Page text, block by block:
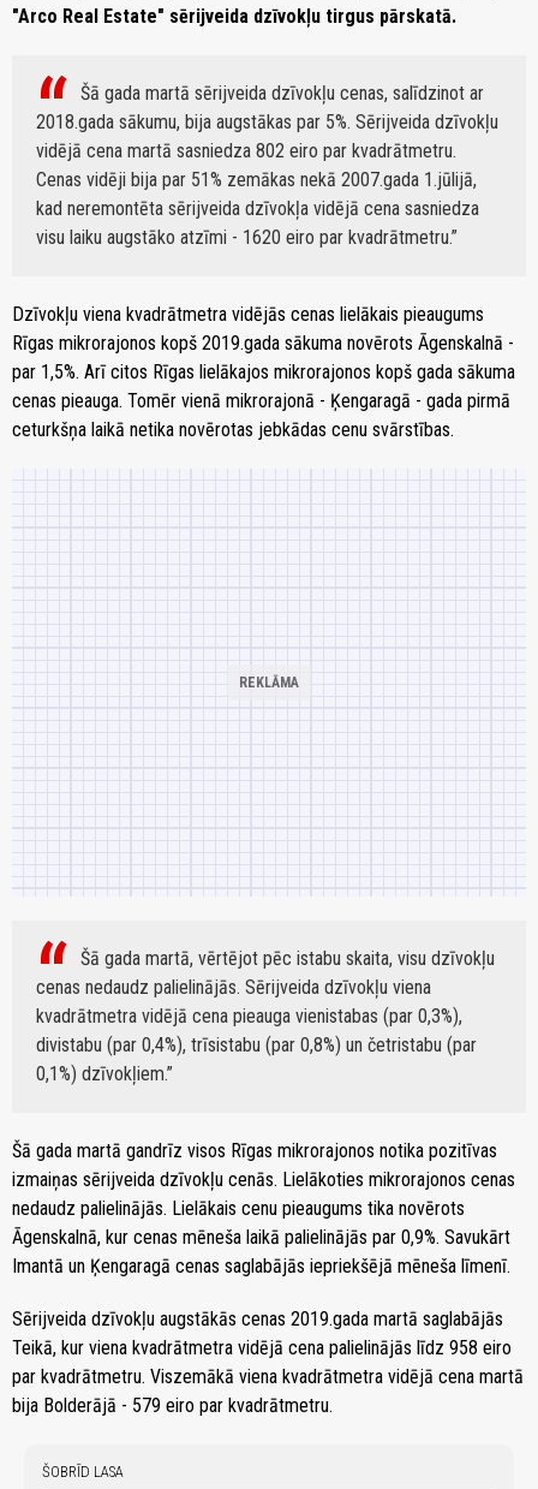
"Arco Real Estate" sērijveida dzīvokļu tirgus pārskatā.
Šā gada martā sērijveida dzīvokļu cenas, salīdzinot ar
2018.gada sākumu, bija augstākas par 5%. Sērijveida dzīvokļu
vidējā cena martā sasniedza 802 eiro par kvadrātmetru.
Cenas vidēji bija par 51% zemākas nekā 2007.gada 1.jūlijā,
kad neremontēta sērijveida dzīvokļa vidējā cena sasniedza
visu laiku augstāko atzīmi - 1620 eiro par kvadrātmetru.
Dzīvokļu viena kvadrātmetra vidējās cenas lielākais pieaugums
Rīgas mikrorajonos kopš 2019.gada sākuma novērots Āgenskalnā -
par 1,5%. Arī citos Rīgas lielākajos mikrorajonos kopš gada sākuma
cenas pieauga. Tomēr vienā mikrorajonā - Ķengaragā - gada pirmā
ceturkšņa laikā netika novērotas jebkādas cenu svārstības.
Šā gada martā, vērtējot pēc istabu skaita, visu dzīvokļu
cenas nedaudz palielinājās. Sērijveida dzīvokļu viena
kvadrātmetra vidējā cena pieauga vienistabas (par 0,3%),
divistabu (par 0,4%), trīsistabu (par 0,8%) un četristabu (par
0,1%) dzīvokļiem.
Šā gada martā gandrīz visos Rīgas mikrorajonos notika pozitīvas
izmaiņas sērijveida dzīvokļu cenās. Lielākoties mikrorajonos cenas
nedaudz palielinājās. Lielākais cenu pieaugums tika novērots
Āgenskalnā, kur cenas mēneša laikā palielinājās par 0,9%. Savukārt
Imantā un Ķengaragā cenas saglabājās iepriekšējā mēneša līmenī.
Sērijveida dzīvokļu augstākās cenas 2019.gada martā saglabājās
Teikā, kur viena kvadrātmetra vidējā cena palielinājās līdz 958 eiro
par kvadrātmetru. Viszemākā viena kvadrātmetra vidējā cena martā
bija Bolderājā - 579 eiro par kvadrātmetru.
ŠOBRĪD LASA